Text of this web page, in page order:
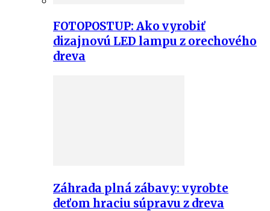
FOTOPOSTUP: Ako vyrobiť
dizajnovú LED lampu z orechového
dreva
Záhrada plná zábavy: vyrobte
deťom hraciu súpravu z dreva